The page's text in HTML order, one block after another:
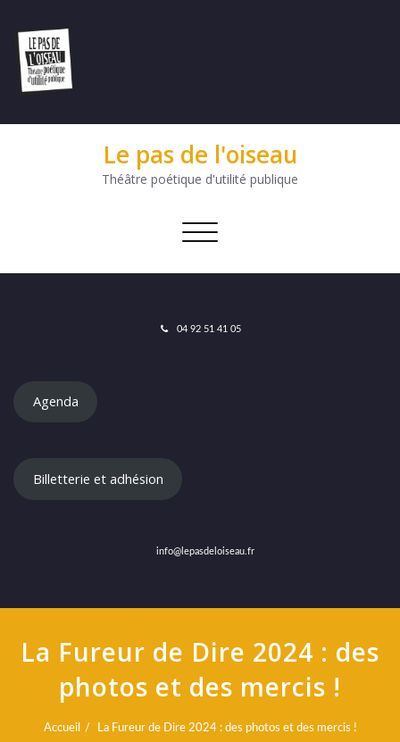
Le pas de l'oiseau
Théâtre poétique d'utilité publique
Afficher/masquer
navigation
04 92 51 41 05
Agenda
Billetterie et adhésion
info@lepasdeloiseau.fr
La Fureur de Dire 2024 : des
photos et des mercis !
Accueil La Fureur de Dire 2024 : des photos et des mercis !